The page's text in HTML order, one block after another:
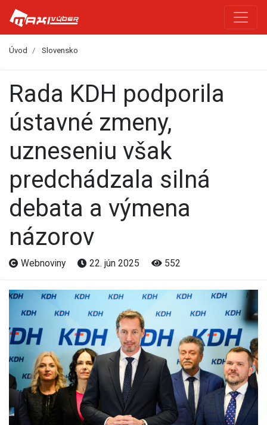
Úvod Slovensko
Rada KDH podporila
ústavné zmeny,
uzneseniu však
predchádzala silná
debata a výmena
názorov
Webnoviny 22. jún 2025 552